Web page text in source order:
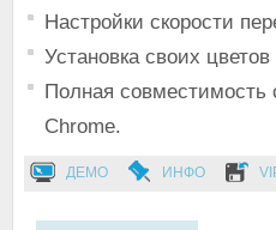
Настройки скорости
Установка своих
Полная совместимость
Chrome.
ДЕМО ИНФО